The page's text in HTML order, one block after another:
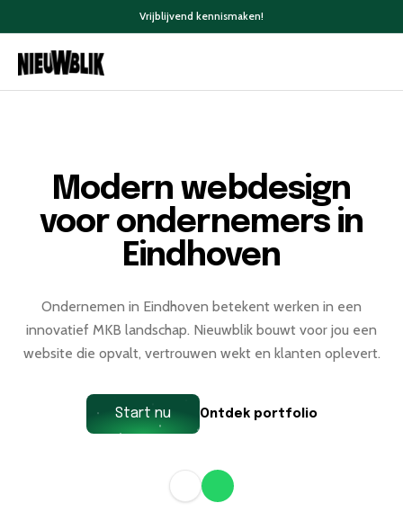
Vrijblijvend kennismaken!
Modern webdesign
voor ondernemers in
Eindhoven
Ondernemen in Eindhoven betekent werken in een
innovatief MKB landschap. Nieuwblik bouwt voor jou een
website die opvalt, vertrouwen wekt en klanten oplevert.
Start nu Ontdek portfolio